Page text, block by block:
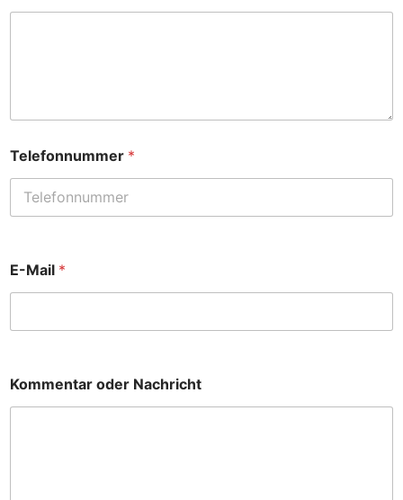
Telefonnummer *
E-Mail *
Kommentar oder Nachricht